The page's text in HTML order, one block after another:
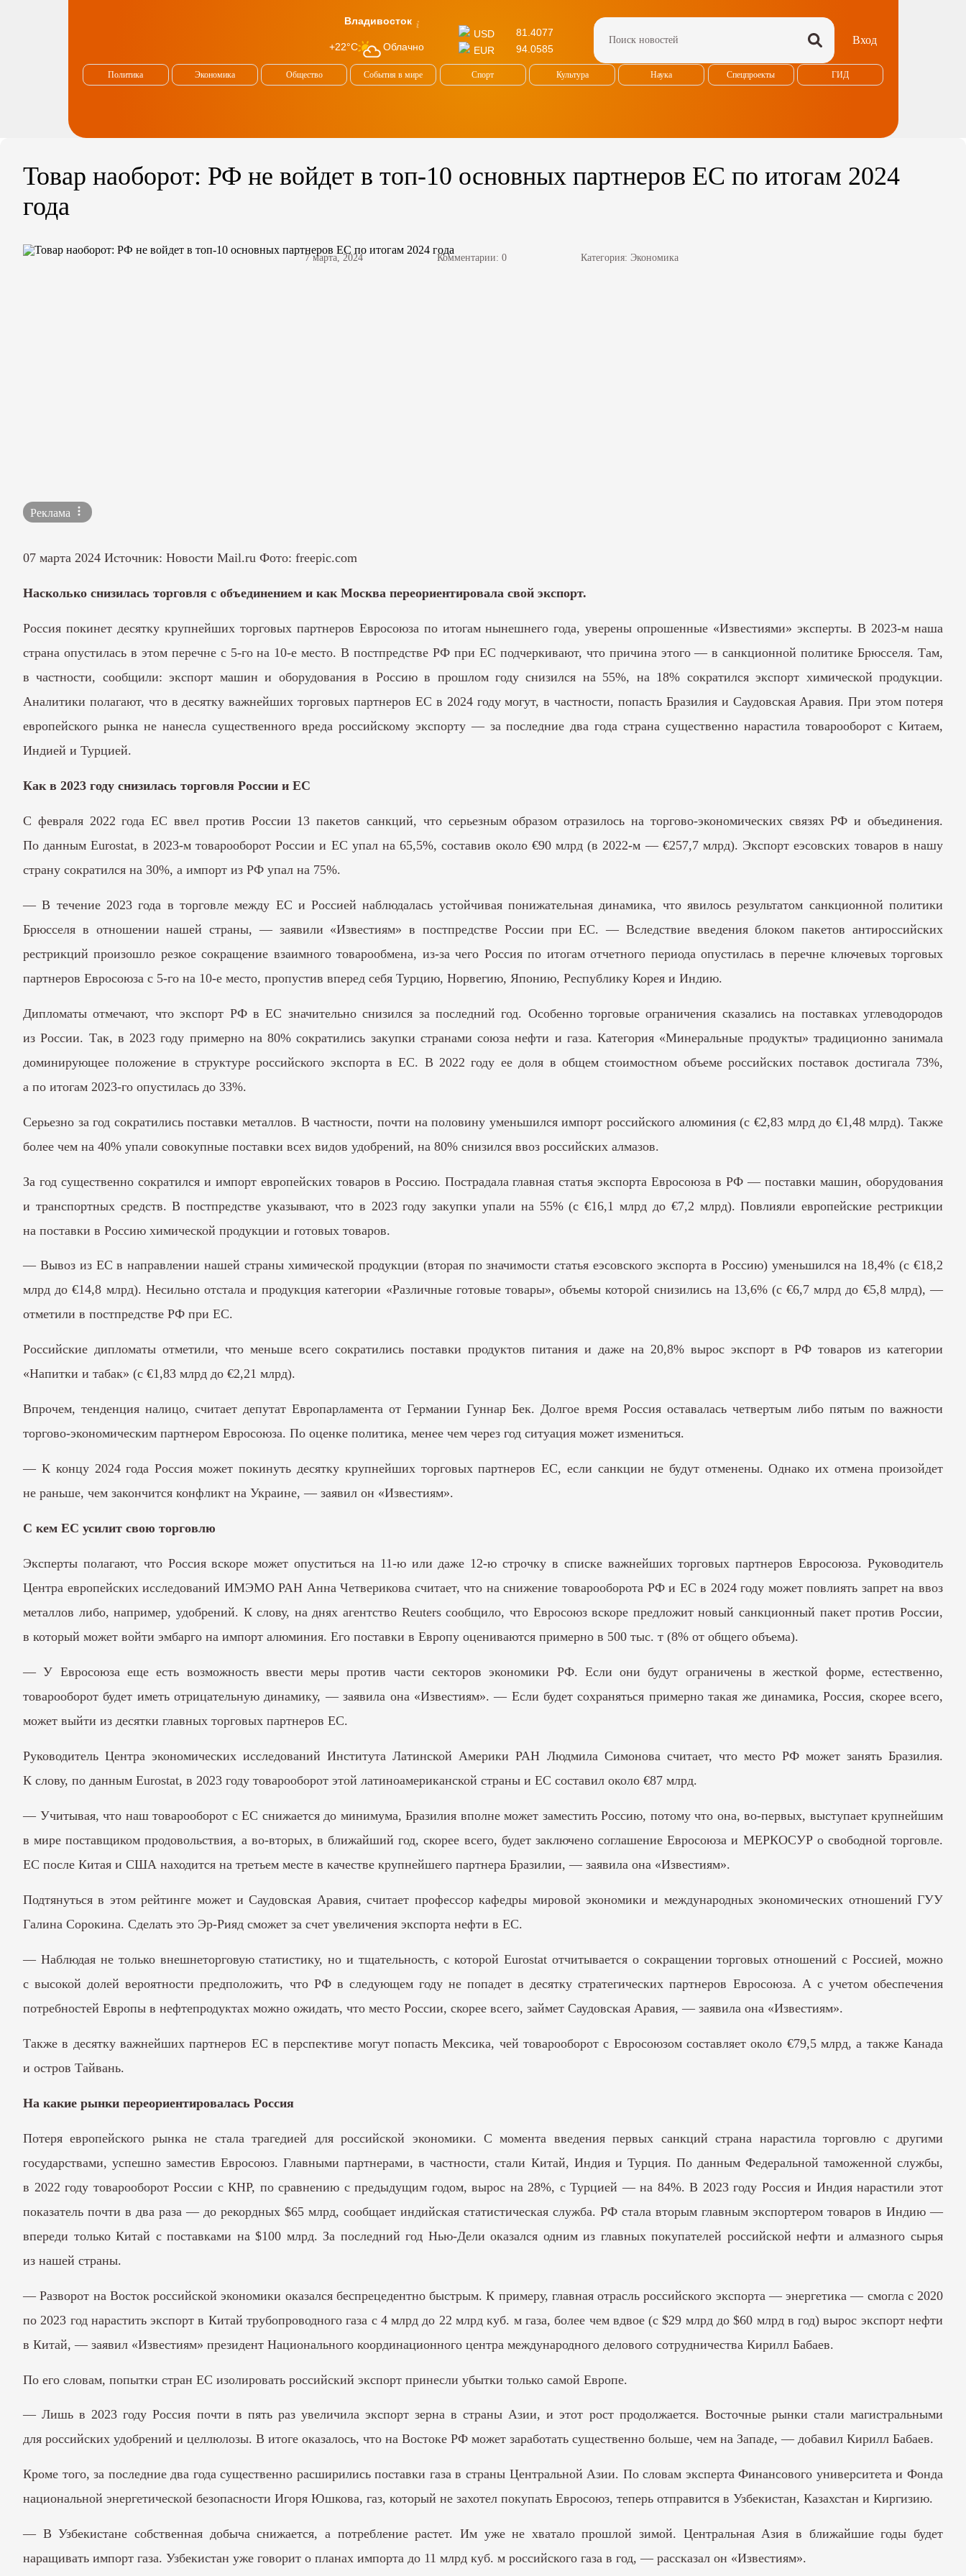
Владивосток
+22°C Облачно
USD
81.4077
EUR
94.0585
Вход
Политика Экономика Общество События в мире Спорт Культура Наука Спецпроекты ГИД
Товар наоборот: РФ не войдет в топ-10 основных партнеров ЕС по итогам 2024
года
7 марта, 2024 Комментарии: 0 Категория:Экономика
Реклама
07 марта 2024 Источник: Новости Mail.ru Фото: freepic.com
Насколько снизилась торговля с объединением и как Москва переориентировала свой экспорт.
Россия покинет десятку крупнейших торговых партнеров Евросоюза по итогам нынешнего года, уверены опрошенные «Известиями» эксперты. В 2023-м наша
страна опустилась в этом перечне с 5-го на 10-е место. В постпредстве РФ при ЕС подчеркивают, что причина этого — в санкционной политике Брюсселя. Там,
в частности, сообщили: экспорт машин и оборудования в Россию в прошлом году снизился на 55%, на 18% сократился экспорт химической продукции.
Аналитики полагают, что в десятку важнейших торговых партнеров ЕС в 2024 году могут, в частности, попасть Бразилия и Саудовская Аравия. При этом потеря
европейского рынка не нанесла существенного вреда российскому экспорту — за последние два года страна существенно нарастила товарооборот с Китаем,
Индией и Турцией.
Как в 2023 году снизилась торговля России и ЕС
С февраля 2022 года ЕС ввел против России 13 пакетов санкций, что серьезным образом отразилось на торгово-экономических связях РФ и объединения.
По данным Eurostat, в 2023-м товарооборот России и ЕС упал на 65,5%, составив около €90 млрд (в 2022-м — €257,7 млрд). Экспорт еэсовских товаров в нашу
страну сократился на 30%, а импорт из РФ упал на 75%.
— В течение 2023 года в торговле между ЕС и Россией наблюдалась устойчивая понижательная динамика, что явилось результатом санкционной политики
Брюсселя в отношении нашей страны, — заявили «Известиям» в постпредстве России при ЕС. — Вследствие введения блоком пакетов антироссийских
рестрикций произошло резкое сокращение взаимного товарообмена, из-за чего Россия по итогам отчетного периода опустилась в перечне ключевых торговых
партнеров Евросоюза с 5-го на 10-е место, пропустив вперед себя Турцию, Норвегию, Японию, Республику Корея и Индию.
Дипломаты отмечают, что экспорт РФ в ЕС значительно снизился за последний год. Особенно торговые ограничения сказались на поставках углеводородов
из России. Так, в 2023 году примерно на 80% сократились закупки странами союза нефти и газа. Категория «Минеральные продукты» традиционно занимала
доминирующее положение в структуре российского экспорта в ЕС. В 2022 году ее доля в общем стоимостном объеме российских поставок достигала 73%,
а по итогам 2023-го опустилась до 33%.
Серьезно за год сократились поставки металлов. В частности, почти на половину уменьшился импорт российского алюминия (с €2,83 млрд до €1,48 млрд). Также
более чем на 40% упали совокупные поставки всех видов удобрений, на 80% снизился ввоз российских алмазов.
За год существенно сократился и импорт европейских товаров в Россию. Пострадала главная статья экспорта Евросоюза в РФ — поставки машин, оборудования
и транспортных средств. В постпредстве указывают, что в 2023 году закупки упали на 55% (с €16,1 млрд до €7,2 млрд). Повлияли европейские рестрикции
на поставки в Россию химической продукции и готовых товаров.
— Вывоз из ЕС в направлении нашей страны химической продукции (вторая по значимости статья еэсовского экспорта в Россию) уменьшился на 18,4% (с €18,2
млрд до €14,8 млрд). Несильно отстала и продукция категории «Различные готовые товары», объемы которой снизились на 13,6% (с €6,7 млрд до €5,8 млрд), —
отметили в постпредстве РФ при ЕС.
Российские дипломаты отметили, что меньше всего сократились поставки продуктов питания и даже на 20,8% вырос экспорт в РФ товаров из категории
«Напитки и табак» (с €1,83 млрд до €2,21 млрд).
Впрочем, тенденция налицо, считает депутат Европарламента от Германии Гуннар Бек. Долгое время Россия оставалась четвертым либо пятым по важности
торгово-экономическим партнером Евросоюза. По оценке политика, менее чем через год ситуация может измениться.
— К концу 2024 года Россия может покинуть десятку крупнейших торговых партнеров ЕС, если санкции не будут отменены. Однако их отмена произойдет
не раньше, чем закончится конфликт на Украине, — заявил он «Известиям».
С кем ЕС усилит свою торговлю
Эксперты полагают, что Россия вскоре может опуститься на 11-ю или даже 12-ю строчку в списке важнейших торговых партнеров Евросоюза. Руководитель
Центра европейских исследований ИМЭМОРАН Анна Четверикова считает, что на снижение товарооборота РФ и ЕС в 2024 году может повлиять запрет на ввоз
металлов либо, например, удобрений. К слову, на днях агентство Reuters сообщило, что Евросоюз вскоре предложит новый санкционный пакет против России,
в который может войти эмбарго на импорт алюминия. Его поставки в Европу оцениваются примерно в 500 тыс. т (8% от общего объема).
— У Евросоюза еще есть возможность ввести меры против части секторов экономики РФ. Если они будут ограничены в жесткой форме, естественно,
товарооборот будет иметь отрицательную динамику, — заявила она «Известиям». — Если будет сохраняться примерно такая же динамика, Россия, скорее всего,
может выйти из десятки главных торговых партнеров ЕС.
Руководитель Центра экономических исследований Института Латинской Америки РАН Людмила Симонова считает, что место РФ может занять Бразилия.
К слову, по данным Eurostat, в 2023 году товарооборот этой латиноамериканской страны и ЕС составил около €87 млрд.
— Учитывая, что наш товарооборот с ЕС снижается до минимума, Бразилия вполне может заместить Россию, потому что она, во-первых, выступает крупнейшим
в мире поставщиком продовольствия, а во-вторых, в ближайший год, скорее всего, будет заключено соглашение Евросоюза и МЕРКОСУР о свободной торговле.
ЕС после Китая и США находится на третьем месте в качестве крупнейшего партнера Бразилии, — заявила она «Известиям».
Подтянуться в этом рейтинге может и Саудовская Аравия, считает профессор кафедры мировой экономики и международных экономических отношений ГУУ
Галина Сорокина. Сделать это Эр-Рияд сможет за счет увеличения экспорта нефти в ЕС.
— Наблюдая не только внешнеторговую статистику, но и тщательность, с которой Eurostat отчитывается о сокращении торговых отношений с Россией, можно
с высокой долей вероятности предположить, что РФ в следующем году не попадет в десятку стратегических партнеров Евросоюза. А с учетом обеспечения
потребностей Европы в нефтепродуктах можно ожидать, что место России, скорее всего, займет Саудовская Аравия, — заявила она «Известиям».
Также в десятку важнейших партнеров ЕС в перспективе могут попасть Мексика, чей товарооборот с Евросоюзом составляет около €79,5 млрд, а также Канада
и остров Тайвань.
На какие рынки переориентировалась Россия
Потеря европейского рынка не стала трагедией для российской экономики. С момента введения первых санкций страна нарастила торговлю с другими
государствами, успешно заместив Евросоюз. Главными партнерами, в частности, стали Китай, Индия и Турция. По данным Федеральной таможенной службы,
в 2022 году товарооборот России с КНР, по сравнению с предыдущим годом, вырос на 28%, с Турцией — на 84%. В 2023 году Россия и Индия нарастили этот
показатель почти в два раза — до рекордных $65 млрд, сообщает индийская статистическая служба. РФ стала вторым главным экспортером товаров в Индию —
впереди только Китай с поставками на $100 млрд. За последний год Нью-Дели оказался одним из главных покупателей российской нефти и алмазного сырья
из нашей страны.
— Разворот на Восток российской экономики оказался беспрецедентно быстрым. К примеру, главная отрасль российского экспорта — энергетика — смогла с 2020
по 2023 год нарастить экспорт в Китай трубопроводного газа с 4 млрд до 22 млрд куб. м газа, более чем вдвое (с $29 млрд до $60 млрд в год) вырос экспорт нефти
в Китай, — заявил «Известиям» президент Национального координационного центра международного делового сотрудничества Кирилл Бабаев.
По его словам, попытки стран ЕС изолировать российский экспорт принесли убытки только самой Европе.
— Лишь в 2023 году Россия почти в пять раз увеличила экспорт зерна в страны Азии, и этот рост продолжается. Восточные рынки стали магистральными
для российских удобрений и целлюлозы. В итоге оказалось, что на Востоке РФ может заработать существенно больше, чем на Западе, — добавил Кирилл Бабаев.
Кроме того, за последние два года существенно расширились поставки газа в страны Центральной Азии. По словам экспертаФинансового университетаи Фонда
национальной энергетической безопасности Игоря Юшкова, газ, который не захотел покупать Евросоюз, теперь отправится в Узбекистан, Казахстан и Киргизию.
— В Узбекистане собственная добыча снижается, а потребление растет. Им уже не хватало прошлой зимой. Центральная Азия в ближайшие годы будет
наращивать импорт газа. Узбекистан уже говорит о планах импорта до 11 млрд куб. м российского газа в год, — рассказал он «Известиям».